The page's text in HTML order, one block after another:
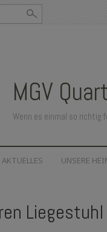
MGV
Wenn es einmal so
AKTUELLES UNSERE